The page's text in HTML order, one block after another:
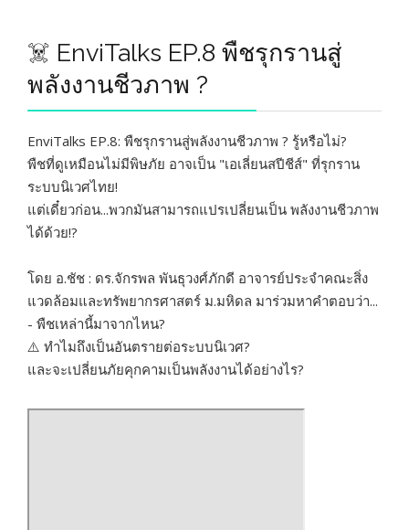
☠️ EnviTalks EP.8 พืชรุกรานสู่
พลังงานชีวภาพ ?
EnviTalks EP.8: พืชรุกรานสู่พลังงานชีวภาพ ? รู้หรือไม่?
พืชที่ดูเหมือนไม่มีพิษภัย อาจเป็น "เอเลี่ยนสปีชีส์" ที่รุกราน
ระบบนิเวศไทย!
แต่เดี๋ยวก่อน...พวกมันสามารถแปรเปลี่ยนเป็น พลังงานชีวภาพ
ได้ด้วย!?
โดย อ.ชัช : ดร.จักรพล พันธุวงศ์ภักดี อาจารย์ประจำคณะสิ่ง
แวดล้อมและทรัพยากรศาสตร์ ม.มหิดล มาร่วมหาคำตอบว่า...
- พืชเหล่านี้มาจากไหน?
⚠️ ทำไมถึงเป็นอันตรายต่อระบบนิเวศ?
และจะเปลี่ยนภัยคุกคามเป็นพลังงานได้อย่างไร?